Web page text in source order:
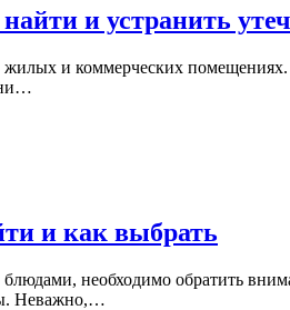
и устранить
и коммерческих
и как выбрать
необходимо обратить
Неважно,…